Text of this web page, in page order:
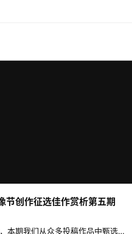
创作征选佳作赏析第五期
2026 佳能雪山影像节火热征稿中，本期我们从众多投稿作品中甄选了两支高原诗意主题的视频作品。两位摄